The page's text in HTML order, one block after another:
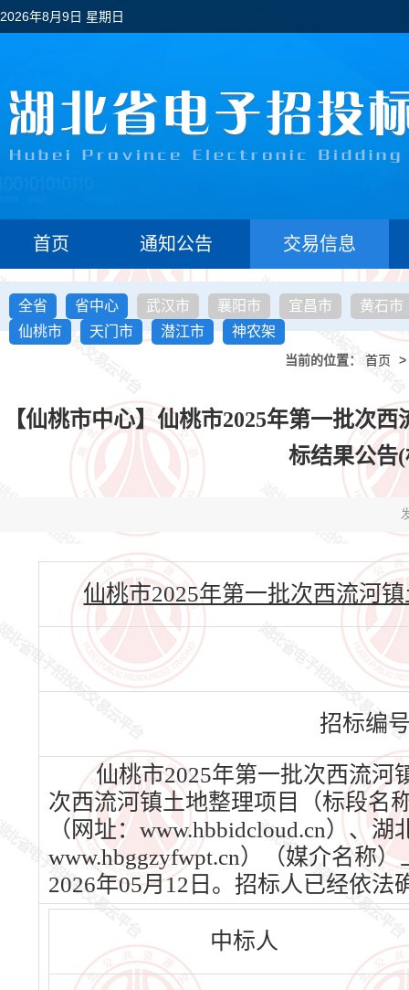
2026年8月9日 星期日
首页 通知公告 交易信息
全省 省中心 武汉市 襄阳市 宜昌市
黄石市
仙桃市
天门市 潜江市 神农架
当前的位置： 首页 >
【仙桃市中心】仙桃市2025年第一批次
标结果公告(
仙桃市2025年第一批次西流河
招标编
仙桃市2025年第一批次西流河
次西流河镇土地整理项目（标段名
（网址：www.hbbidcloud.cn）、
www.hbggzyfwpt.cn）（媒介名称
2026年05月12日。招标人已经依
中标人